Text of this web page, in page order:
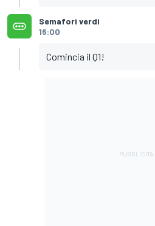
Semafori verdi
16:00
Comincia il Q1!